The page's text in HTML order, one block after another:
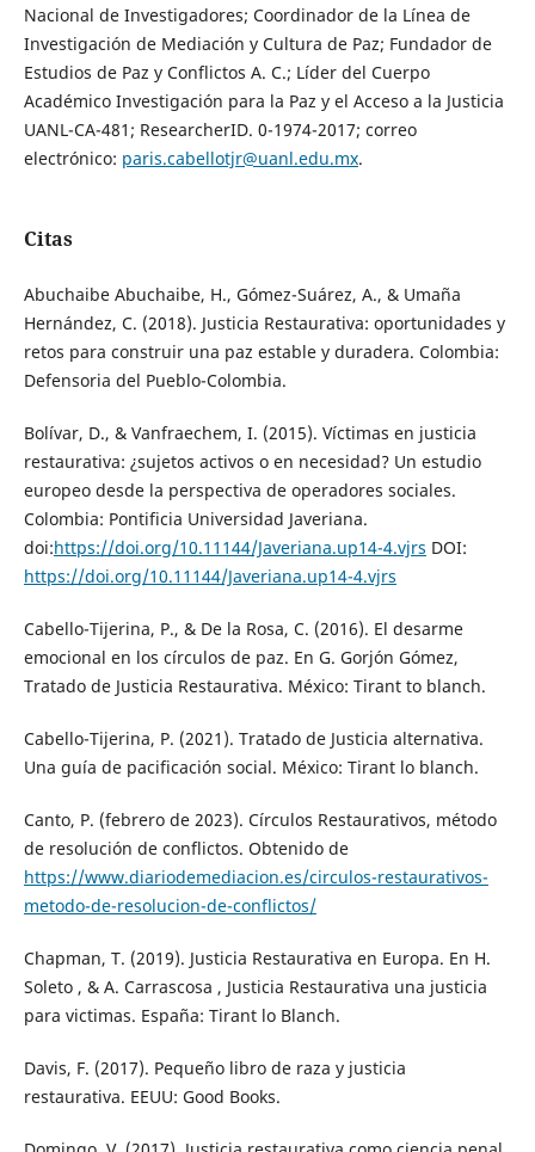
Nacional de Investigadores; Coordinador de la Línea de
Investigación de Mediación y Cultura de Paz; Fundador de
Estudios de Paz y Conflictos A. C.; Líder del Cuerpo
Académico Investigación para la Paz y el Acceso a la Justicia
UANL-CA-481; ResearcherID. 0-1974-2017; correo
electrónico: paris.cabellotjr@uanl.edu.mx.
Citas
Abuchaibe Abuchaibe, H., Gómez-Suárez, A., & Umaña
Hernández, C. (2018). Justicia Restaurativa: oportunidades y
retos para construir una paz estable y duradera. Colombia:
Defensoria del Pueblo-Colombia.
Bolívar, D., & Vanfraechem, I. (2015). Víctimas en justicia
restaurativa: ¿sujetos activos o en necesidad? Un estudio
europeo desde la perspectiva de operadores sociales.
Colombia: Pontificia Universidad Javeriana.
doi:https://doi.org/10.11144/Javeriana.up14-4.vjrs DOI:
https://doi.org/10.11144/Javeriana.up14-4.vjrs
Cabello-Tijerina, P., & De la Rosa, C. (2016). El desarme
emocional en los círculos de paz. En G. Gorjón Gómez,
Tratado de Justicia Restaurativa. México: Tirant to blanch.
Cabello-Tijerina, P. (2021). Tratado de Justicia alternativa.
Una guía de pacificación social. México: Tirant lo blanch.
Canto, P. (febrero de 2023). Círculos Restaurativos, método
de resolución de conflictos. Obtenido de
https://www.diariodemediacion.es/circulos-restaurativos-
metodo-de-resolucion-de-conflictos/
Chapman, T. (2019). Justicia Restaurativa en Europa. En H.
Soleto , & A. Carrascosa , Justicia Restaurativa una justicia
para victimas. España: Tirant lo Blanch.
Davis, F. (2017). Pequeño libro de raza y justicia
restaurativa. EEUU: Good Books.